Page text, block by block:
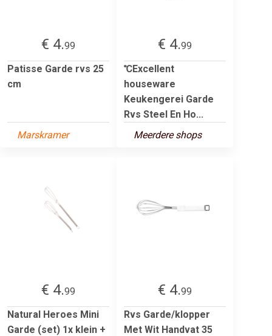
€ 4.99
Patisse Garde rvs 25
cm
Marskramer
€ 4.99
℃Excellent
houseware
Keukengerei Garde
Rvs Steel En Ho...
Meerdere shops
€ 4.99
Natural Heroes Mini
Garde (set) 1x klein +
€ 4.99
Rvs Garde/klopper
Met Wit Handvat 35